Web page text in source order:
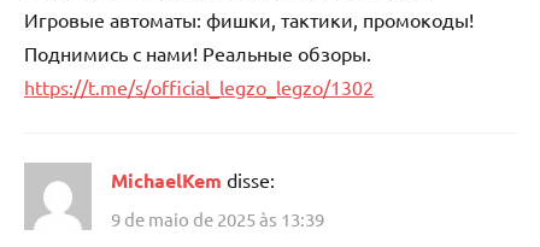
Игровые автоматы: фишки, тактики, промокоды!
Поднимись с нами! Реальные обзоры.
https://t.me/s/official_legzo_legzo/1302
MichaelKem disse:
9 de maio de 2025 às 13:39